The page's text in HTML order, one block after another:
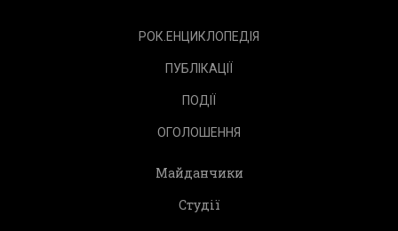
РОК.ЕНЦИКЛОПЕДІЯ
ПУБЛІКАЦІЇ
ПОДІЇ
ОГОЛОШЕННЯ
Майданчики
Студії